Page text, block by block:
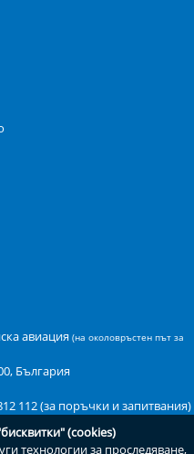
(cookies)
технологии за проследяване,
авиация (на околовръстен път за
, България
112 (за поръчки и запитвания)